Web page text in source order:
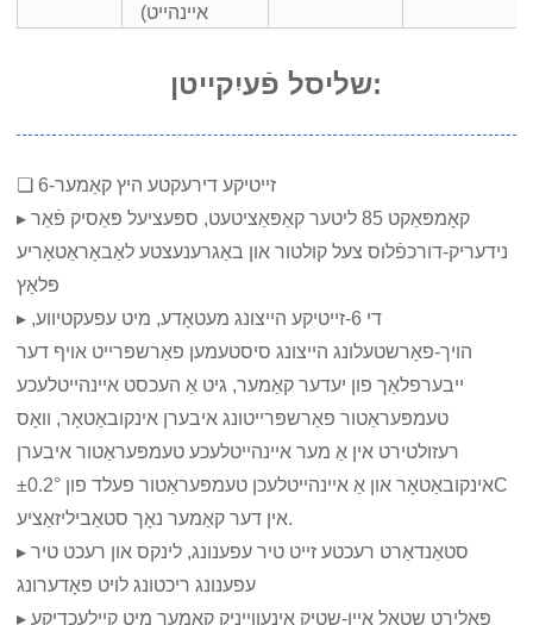
איינהייט)
שליסל פֿעיִקייטן:
❏ 6-זייטיקע דירעקטע היץ קאַמער
▸ קאָמפּאַקט 85 ליטער קאַפּאַציטעט, ספּעציעל פּאַסיק פֿאַר
נידעריק-דורכפֿלוס צעל קולטור און באַגרענעצטע לאַבאָראַטאָריע
פּלאַץ
▸ די 6-זייטיקע הייצונג מעטאָדע, מיט עפעקטיווע,
הויך-פאָרשטעלונג הייצונג סיסטעמען פאַרשפּרייט אויף דער
ייבערפלאַך פון יעדער קאַמער, גיט אַ העכסט איינהייטלעכע
טעמפּעראַטור פאַרשפּרייטונג איבערן אינקובאַטאָר, וואָס
רעזולטירט אין אַ מער איינהייטלעכע טעמפּעראַטור איבערן
אינקובאַטאָר און אַ איינהייטלעכן טעמפּעראַטור פעלד פון ±0.2°C
אין דער קאַמער נאָך סטאַביליזאַציע.
▸ סטאַנדאַרט רעכטע זייט טיר עפענונג, לינקס און רעכט טיר
עפענונג ריכטונג לויט פאָדערונג
▸ פּאָלירט שטאָל איין-שטיק אינעווייניק קאַמער מיט קייַלעכדיקע